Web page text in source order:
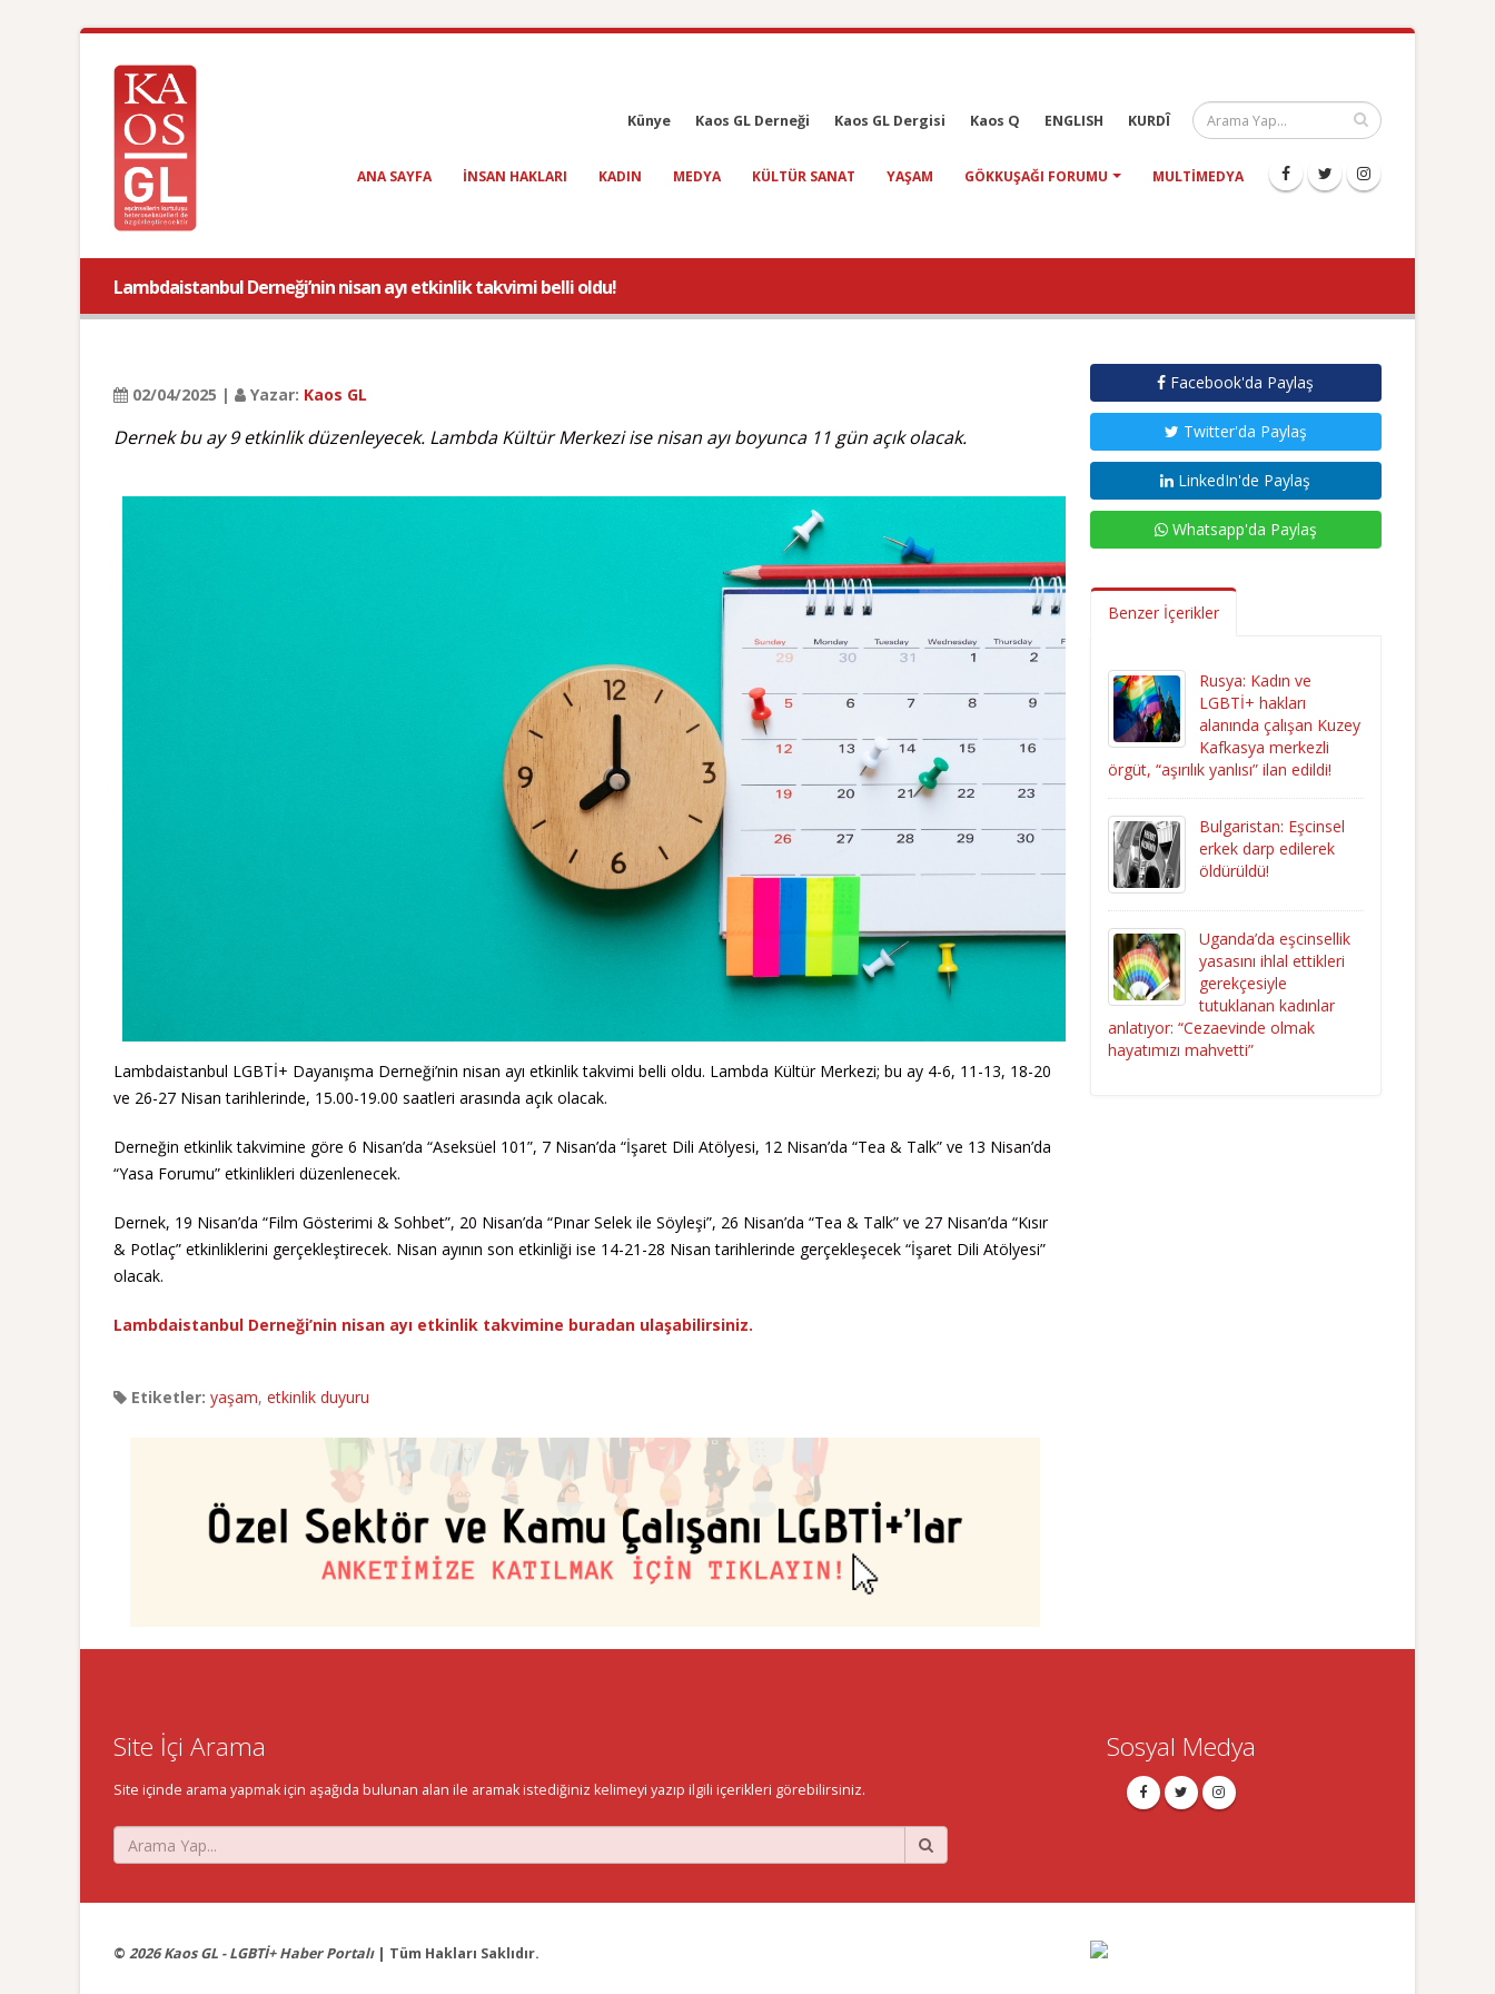
Künye Kaos GL Derneği Kaos GL Dergisi Kaos Q ENGLISH KURDÎ
ANA SAYFA INSAN HAKLARI KADIN MEDYA KÜLTÜR SANAT YAŞAM GÖKKUŞAĞI FORUMU MULTIMEDYA
Lambdaistanbul Derneği’nin nisan ayı etkinlik takvimi belli oldu!
02/04/2025 | Yazar: Kaos GL
Dernek bu ay 9 etkinlik düzenleyecek. Lambda Kültür Merkezi ise nisan ayı boyunca 11 gün açık olacak.
Lambdaistanbul LGBTİ+ Dayanışma Derneği’nin nisan ayı etkinlik takvimi belli oldu. Lambda Kültür Merkezi; bu ay 4-6, 11-13, 18-20
ve 26-27 Nisan tarihlerinde, 15.00-19.00 saatleri arasında açık olacak.
Derneğin etkinlik takvimine göre 6 Nisan’da “Aseksüel 101”, 7 Nisan’da “İşaret Dili Atölyesi, 12 Nisan’da “Tea & Talk” ve 13 Nisan’da
“Yasa Forumu” etkinlikleri düzenlenecek.
Dernek, 19 Nisan’da “Film Gösterimi & Sohbet”, 20 Nisan’da “Pınar Selek ile Söyleşi”, 26 Nisan’da “Tea & Talk” ve 27 Nisan’da “Kısır
& Potlaç” etkinliklerini gerçekleştirecek. Nisan ayının son etkinliği ise 14-21-28 Nisan tarihlerinde gerçekleşecek “İşaret Dili Atölyesi”
olacak.
Lambdaistanbul Derneği’nin nisan ayı etkinlik takvimine buradan ulaşabilirsiniz.
Etiketler: yaşam, etkinlik duyuru
Facebook'da Paylaş
Twitter'da Paylaş
LinkedIn'de Paylaş
Whatsapp'da Paylaş
Benzer İçerikler
Rusya: Kadın ve
LGBTİ+ hakları
alanında çalışan Kuzey
Kafkasya merkezli
örgüt, “aşırılık yanlısı” ilan edildi!
Bulgaristan: Eşcinsel
erkek darp edilerek
öldürüldü!
Uganda’da eşcinsellik
yasasını ihlal ettikleri
gerekçesiyle
tutuklanan kadınlar
anlatıyor: “Cezaevinde olmak
hayatımızı mahvetti”
Site İçi Arama
Site içinde arama yapmak için aşağıda bulunan alan ile aramak istediğiniz kelimeyi yazıp ilgili içerikleri görebilirsiniz.
Sosyal Medya
© 2026 Kaos GL - LGBTİ+ Haber Portalı| Tüm Hakları Saklıdır.